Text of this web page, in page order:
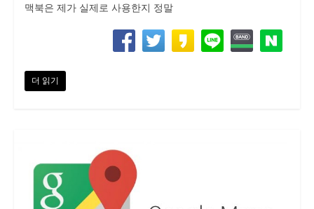
맥북은 제가 실제로 사용한지 정말
더 읽기